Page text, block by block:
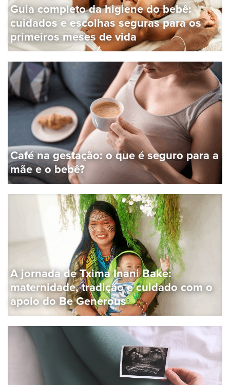
Guia completo da higiene do bebê:
cuidados e escolhas seguras para os
primeiros meses de vida
Café na gestação: o que é seguro para a
mãe e o bebê?
A jornada de Txima Inani Bake:
maternidade, tradição e cuidado com o
apoio do Be Generous